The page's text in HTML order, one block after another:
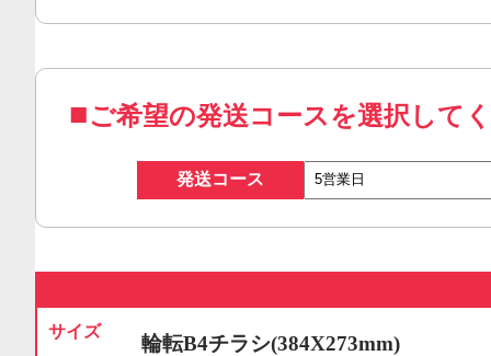
ご希望の発送コースを選択して
発送コース
サイズ
輪転B4チラシ(384X273mm)